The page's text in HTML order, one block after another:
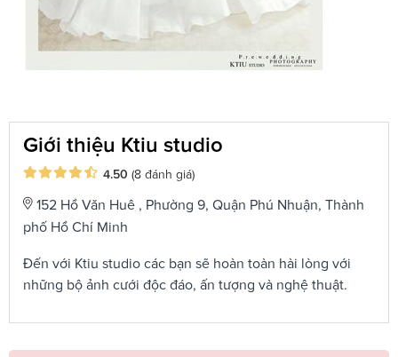
Giới thiệu Ktiu studio
4.50 (8 đánh giá)
152 Hồ Văn Huê , Phường 9, Quận Phú Nhuận, Thành
phố Hồ Chí Minh
Đến với Ktiu studio các bạn sẽ hoàn toàn hài lòng với
những bộ ảnh cưới độc đáo, ấn tượng và nghệ thuật.